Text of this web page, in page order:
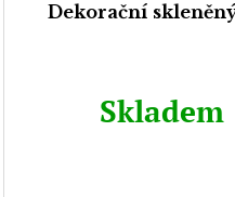
Dekorační
Skladem